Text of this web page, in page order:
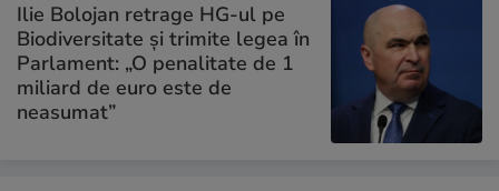
Ilie Bolojan retrage HG-ul pe
Biodiversitate și trimite legea în
Parlament: „O penalitate de 1
miliard de euro este de
neasumat”